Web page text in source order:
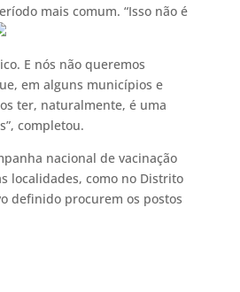
mais comum. “Isso não é
E nós não queremos
em alguns municípios e
ter, naturalmente, é uma
completou.
nacional de vacinação
localidades, como no Distrito
definido procurem os postos